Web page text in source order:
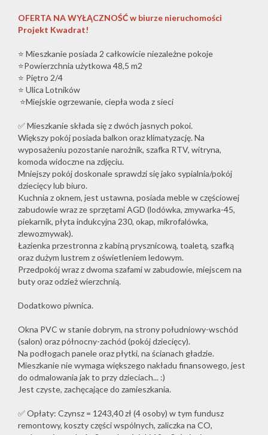
OFERTA NA WYŁĄCZNOŚĆ w biurze nieruchomości
Projekt Kwadrat!
⭐ Mieszkanie posiada 2 całkowicie niezależne pokoje
⭐Powierzchnia użytkowa 48,5 m2
⭐ Piętro 2/4
⭐ Ulica Lotników
⭐Miejskie ogrzewanie, ciepła woda z sieci
✅ Mieszkanie składa się z dwóch jasnych pokoi.
Większy pokój posiada balkon oraz klimatyzację. Na
wyposażeniu pozostanie narożnik, szafka RTV, witryna,
komoda widoczne na zdjęciu.
Mniejszy pokój doskonale sprawdzi się jako sypialnia/pokój
dziecięcy lub biuro.
Kuchnia z oknem, jest ustawna, posiada meble w częściowej
zabudowie wraz ze sprzętami AGD (lodówka, zmywarka-45,
piekarnik, płyta indukcyjna 230, okap, mikrofalówka,
zlewozmywak).
Łazienka przestronna z kabiną prysznicową, toaletą, szafką
oraz dużym lustrem z oświetleniem ledowym.
Przedpokój wraz z dwoma szafami w zabudowie, miejscem na
buty oraz odzież wierzchnią.
Dodatkowo piwnica.
Okna PVC w stanie dobrym, na strony południowy-wschód
(salon) oraz północny-zachód (pokój dziecięcy).
Na podłogach panele oraz płytki, na ścianach gładzie.
Mieszkanie nie wymaga większego nakładu finansowego, jest
do odmalowania jak to przy dzieciach... :)
Jest czyste, zachęcające do zamieszkania.
✅ Opłaty: Czynsz = 1243,40 zł (4 osoby) w tym fundusz
remontowy, koszty części wspólnych, zaliczka na CO,